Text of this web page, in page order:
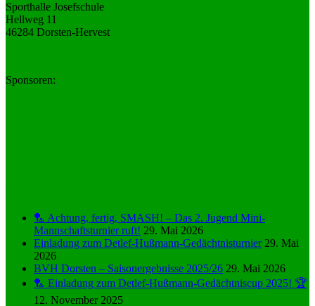
Sporthalle Josefschule
Hellweg 11
46284 Dorsten-Hervest
Sponsoren:
🏸 Achtung, fertig, SMASH! – Das 2. Jugend Mini-
Mannschaftsturnier ruft! 29. Mai 2026
Einladung zum Detlef-Hußmann-Gedächtnisturnier 29. Mai
2026
BVH Dorsten – Saisonergebnisse 2025/26 29. Mai 2026
🏸 Einladung zum Detlef-Hußmann-Gedächtniscup 2025! 🏆
12. November 2025